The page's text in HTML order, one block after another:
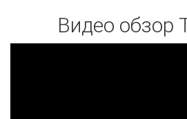
Видео обзор